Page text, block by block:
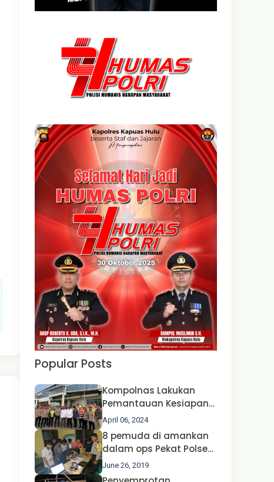
Popular Posts
Kompolnas Lakukan
Pemantauan Kesiapan
Operasi Ketupat 2024 di
Polda Jatim Bersama
Kapolri dan Menteri
Perhubungan
April 06, 2024
8 pemuda di amankan
dalam ops Pekat Polsek
Jongkong
June 26, 2019